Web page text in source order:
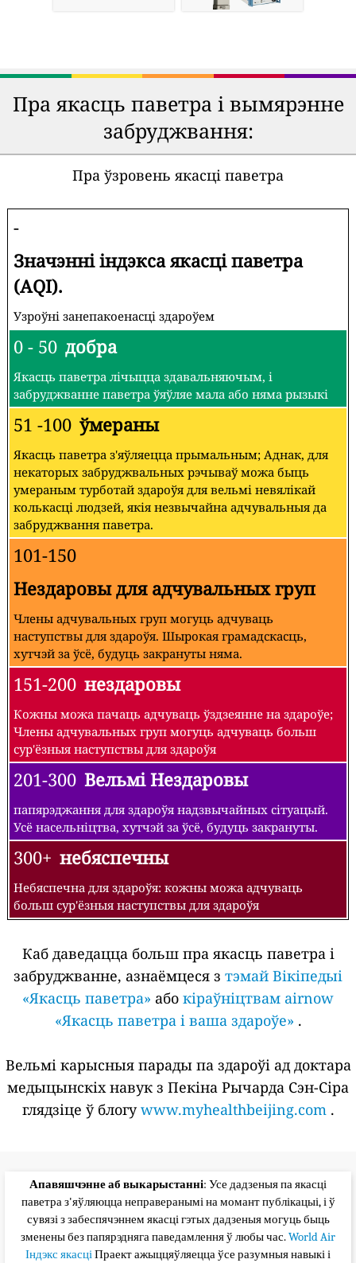
Пра якасць паветра і вымярэнне
забруджвання:
Пра ўзровень якасці паветра
-
Значэнні індэкса якасці паветра
(AQI).
Узроўні занепакоенасці здароўем
0 - 50 добра
Якасць паветра лічыцца здавальняючым, і
забруджванне паветра ўяўляе мала або няма рызыкі
51 -100 ўмераны
Якасць паветра з'яўляецца прымальным; Аднак, для
некаторых забруджвальных рэчываў можа быць
умераным турботай здароўя для вельмі невялікай
колькасці людзей, якія незвычайна адчувальныя да
забруджвання паветра.
101-150
Нездаровы для адчувальных груп
Члены адчувальных груп могуць адчуваць
наступствы для здароўя. Шырокая грамадскасць,
хутчэй за ўсё, будуць закрануты няма.
151-200 нездаровы
Кожны можа пачаць адчуваць ўздзеянне на здароўе;
Члены адчувальных груп могуць адчуваць больш
сур'ёзныя наступствы для здароўя
201-300 Вельмі Нездаровы
папярэджання для здароўя надзвычайных сітуацый.
Усё насельніцтва, хутчэй за ўсё, будуць закрануты.
300+ небяспечны
Небяспечна для здароўя: кожны можа адчуваць
больш сур'ёзныя наступствы для здароўя
Каб даведацца больш пра якасць паветра і
забруджванне, азнаёмцеся з тэмай Вікіпедыі
«Якасць паветра» або кіраўніцтвам airnow
«Якасць паветра і ваша здароўе» .
Вельмі карысныя парады па здароўі ад доктара
медыцынскіх навук з Пекіна Рычарда Сэн-Сіра
глядзіце ў блогуwww.myhealthbeijing.com.
Апавяшчэнне аб выкарыстанні: Усе дадзеныя па якасці
паветра з'яўляюцца неправеранымі на момант публікацыі, і ў
сувязі з забеспячэннем якасці гэтых дадзеныя могуць быць
зменены без папярэдняга паведамлення ў любы час.World Air
Індэкс якасціПраект ажыццяўляецца ўсе разумныя навыкі і